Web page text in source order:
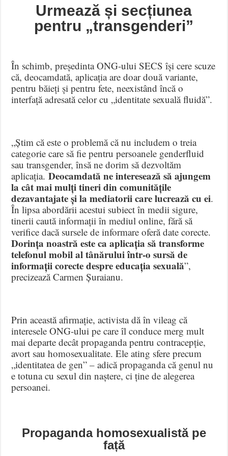
Urmează și secțiunea
pentru „transgenderi”
În schimb, președinta ONG-ului SECS își cere scuze
că, deocamdată, aplicația are doar două variante,
pentru băieți și pentru fete, neexistând încă o
interfață adresată celor cu „identitate sexuală fluidă”.
„Știm că este o problemă că nu includem o treia
categorie care să fie pentru persoanele genderfluid
sau transgender, însă ne dorim să dezvoltăm
aplicația.Deocamdată ne interesează să ajungem
la cât mai mulți tineri din comunitățile
dezavantajate și la mediatorii care lucrează cu ei.
În lipsa abordării acestui subiect în medii sigure,
tinerii caută informații în mediul online, fără să
verifice dacă sursele de informare oferă date corecte.
Dorința noastră este ca aplicația să transforme
telefonul mobil al tânărului într-o sursă de
informații corecte despre educația sexuală”,
precizează Carmen Șuraianu.
Prin această afirmație, activista dă în vileag că
interesele ONG-ului pe care îl conduce merg mult
mai departe decât propaganda pentru contracepție,
avort sau homosexualitate. Ele ating sfere precum
„identitatea de gen” – adică propaganda că genul nu
e totuna cu sexul din naștere, ci ține de alegerea
persoanei.
Propaganda homosexualistă pe
față